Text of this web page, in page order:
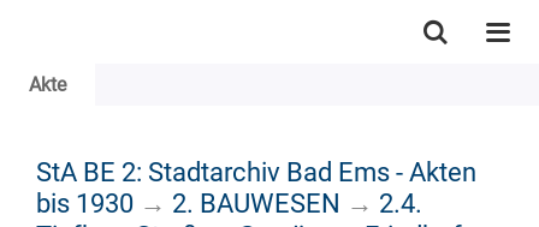
Akte
StA BE 2: Stadtarchiv Bad Ems - Akten
bis 1930 → 2. BAUWESEN → 2.4.